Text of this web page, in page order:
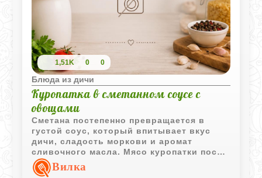
1,51K 0 0
Блюда из дичи
Куропатка в сметанном соусе с
овощами
Сметана постепенно превращается в
густой соус, который впитывает вкус
дичи, сладость моркови и аромат
сливочного масла. Мясо куропатки после
долгого томления становится мягким и
легко отделяется от костей.
Вилка